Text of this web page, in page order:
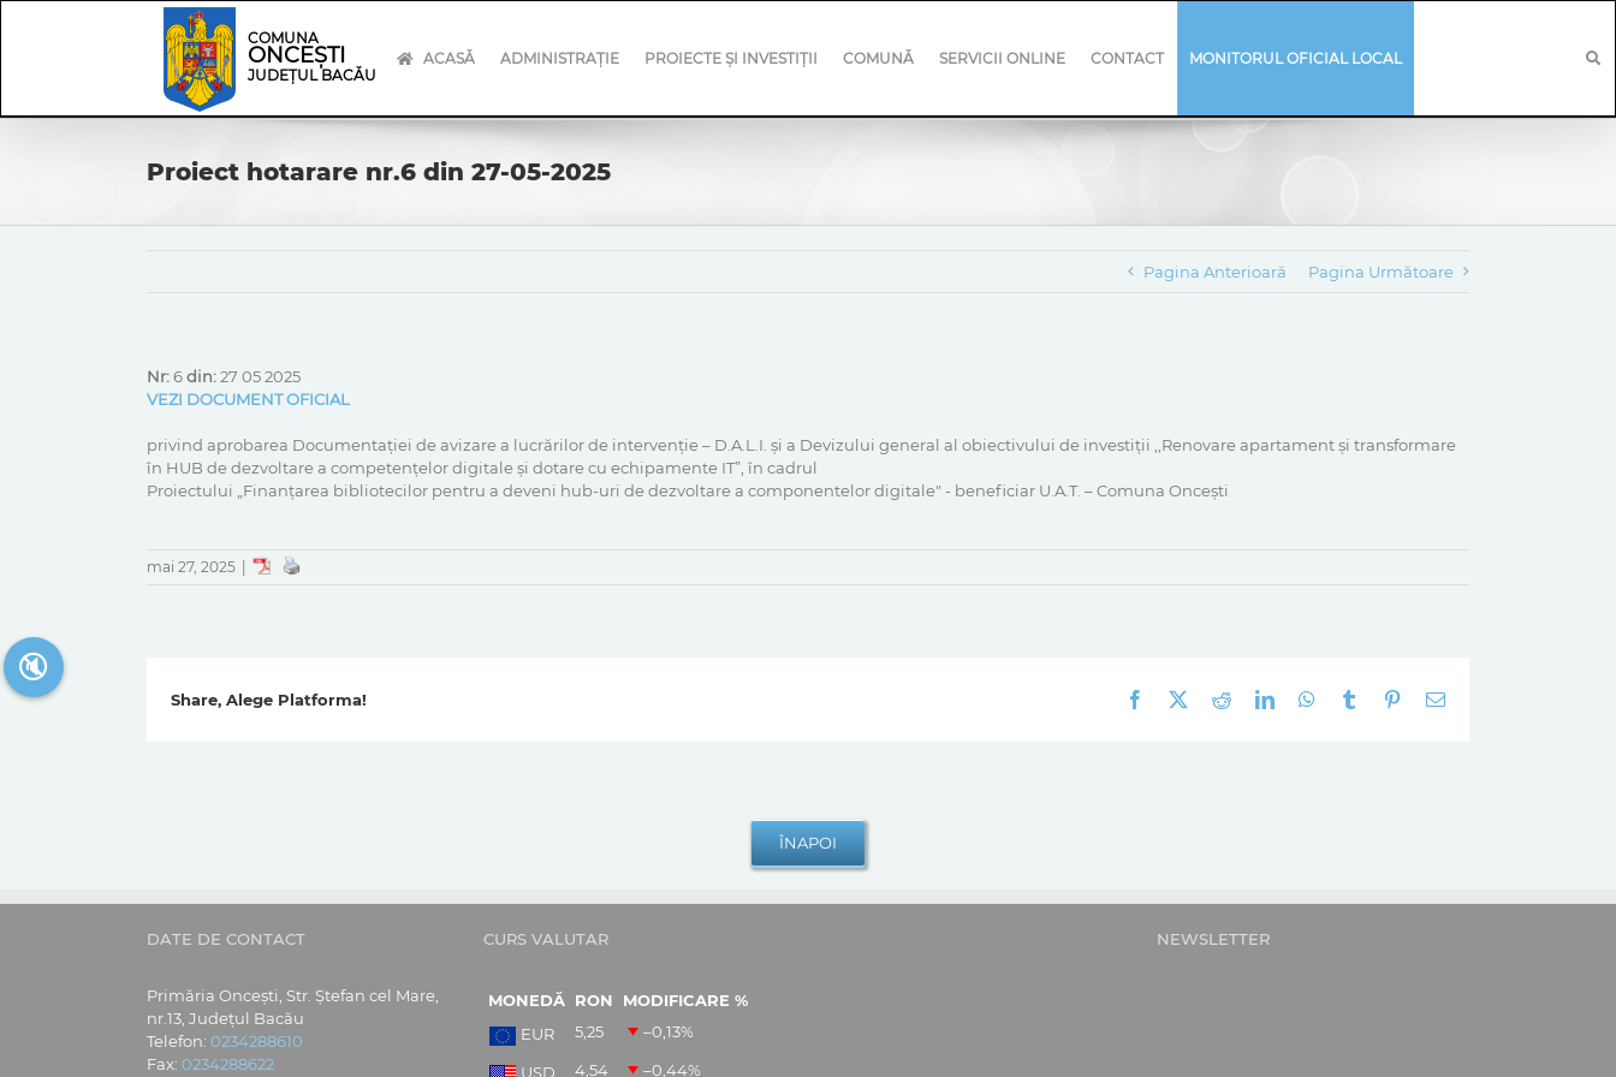
COMUNA
ONCEȘTI
JUDEȚUL BACĂU
ACASĂ ADMINISTRAȚIE PROIECTE ȘI INVESTIȚII COMUNĂ SERVICII ONLINE CONTACT MONITORUL OFICIAL LOCAL
Proiect hotarare nr.6 din 27-05-2025
Pagina Anterioară Pagina Următoare
Nr:6din:27 05 2025
VEZI DOCUMENT OFICIAL
privind aprobarea Documentației de avizare a lucrărilor de intervenție – D.A.L.I. și a Devizului general al obiectivului de investiții ,,Renovare apartament și transformare
în HUB de dezvoltare a competențelor digitale și dotare cu echipamente IT”, în cadrul
Proiectului „Finanțarea bibliotecilor pentru a deveni hub-uri de dezvoltare a componentelor digitale" - beneficiar U.A.T. – Comuna Oncești
mai 27, 2025
Share, Alege Platforma! Facebook RedditLinkedInWhatsApp
Tumblr Pinterest
E-
DATE DE CONTACT
Primăria Oncești, Str. Ștefan cel Mare,
nr.13, Județul Bacău
Telefon: 0234288610
Fax: 0234288622
CURS VALUTAR
MONEDĂ RON
MODIFICARE %
EUR
5,25 –0,13%
USD 4,54 –0,44%
NEWSLETTER
🔇